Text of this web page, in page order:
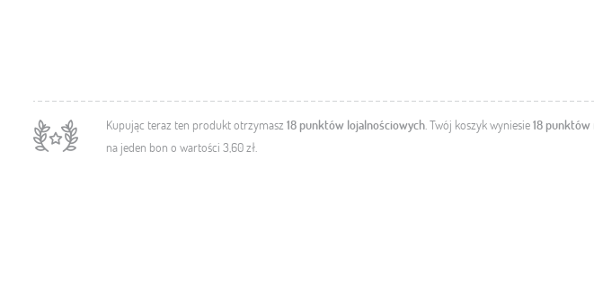
Kupując teraz ten produkt otrzymasz 18punktów lojalnościowych. Twój koszyk wyniesie18punktów
na jeden bon o wartości 3,60 zł.